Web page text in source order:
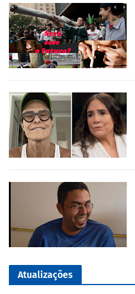
Atualizações